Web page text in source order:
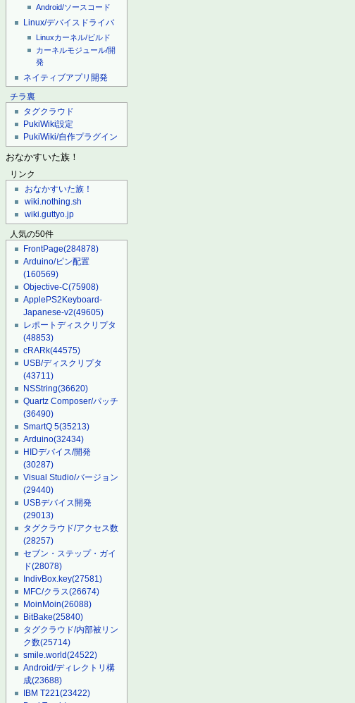
Android/ソースコード
Linux/デバイスドライバ
Linuxカーネル/ビルド
カーネルモジュール/開
発
ネイティブアプリ開発
チラ裏
タグクラウド
PukiWiki設定
PukiWiki/自作プラグイン
おなかすいた族！
リンク
おなかすいた族！
wiki.nothing.sh
wiki.guttyo.jp
人気の50件
FrontPage(284878)
Arduino/ピン配置
(160569)
Objective-C(75908)
ApplePS2Keyboard-
Japanese-v2(49605)
レポートディスクリプタ
(48853)
cRARk(44575)
USB/ディスクリプタ
(43711)
NSString(36620)
Quartz Composer/パッチ
(36490)
SmartQ 5(35213)
Arduino(32434)
HIDデバイス/開発
(30287)
Visual Studio/バージョン
(29440)
USBデバイス開発
(29013)
タグクラウド/アクセス数
(28257)
セブン・ステップ・ガイ
ド(28078)
IndivBox.key(27581)
MFC/クラス(26674)
MoinMoin(26088)
BitBake(25840)
タグクラウド/内部被リン
ク数(25714)
smile.world(24522)
Android/ディレクトリ構
成(23688)
IBM T221(23422)